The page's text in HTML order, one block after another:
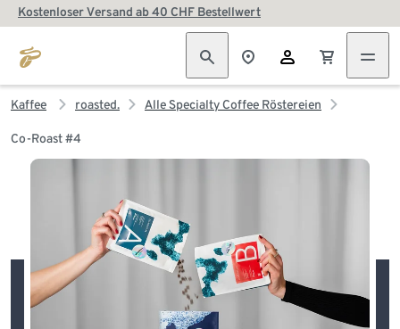
Kostenloser Versand ab 40 CHF Bestellwert
Kaffee roasted. Alle Specialty Coffee Röstereien
Co-Roast #4